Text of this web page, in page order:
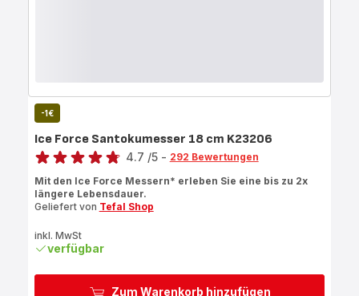
Zum Warenkorb hinzufügen
-1€
Ice Force Santokumesser 18 cm K23206
Bewertung
4.7 /5 - 292 Bewertungen
Mit den Ice Force Messern* erleben Sie eine bis zu 2x
längere Lebensdauer.
Geliefert von Tefal Shop
inkl. MwSt
verfügbar